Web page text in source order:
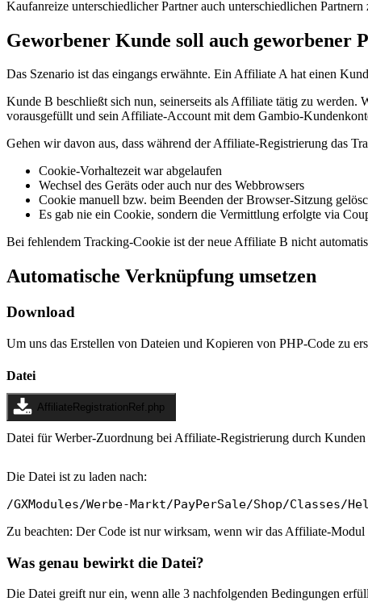
Kaufanreize unterschiedlicher Partner auch unterschiedlichen
Geworbener Kunde soll auch geworbener
Das Szenario ist das eingangs erwähnte. Ein Affiliate A hat einen
Kunde B beschließt sich nun, seinerseits als Affiliate tätig zu werden.
vorausgefüllt und sein Affiliate-Account mit dem Gambio-
Gehen wir davon aus, dass während der Affiliate-Registrierung das
Cookie-Vorhaltezeit war abgelaufen
Wechsel des Geräts oder auch nur des Webbrowsers
Cookie manuell bzw. beim Beenden der Browser-Sitzung
Es gab nie ein Cookie, sondern die Vermittlung erfolgte via
Bei fehlendem Tracking-Cookie ist der neue Affiliate B nicht
Automatische Verknüpfung umsetzen
Download
Um uns das Erstellen von Dateien und Kopieren von PHP-Code zu
Datei
AffiliateRegistrationRef.php
Datei für Werber-Zuordnung bei Affiliate-Registrierung durch Kunden
Die Datei ist zu laden nach:
/GXModules/Werbe-Markt/PayPerSale/Shop/
Zu beachten: Der Code ist nur wirksam, wenn wir das Affiliate-Modul
Was genau bewirkt die Datei?
Die Datei greift nur ein, wenn alle 3 nachfolgenden Bedingungen